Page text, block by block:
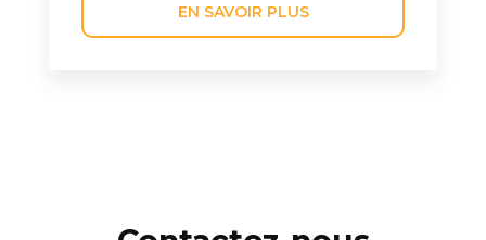
EN SAVOIR PLUS